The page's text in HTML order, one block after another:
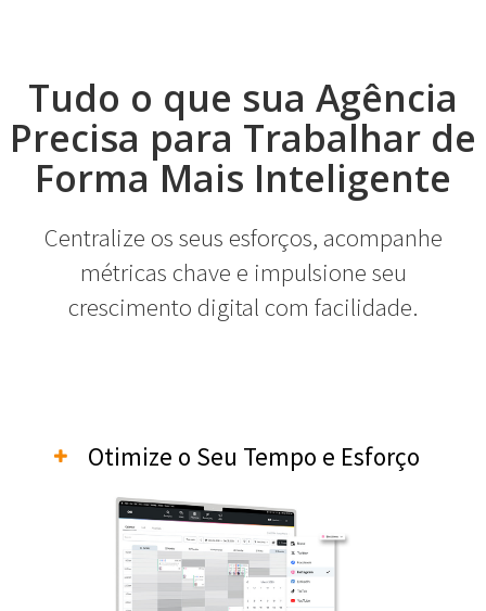
Tudo o que sua Agência
Precisa para Trabalhar de
Forma Mais Inteligente
Centralize os seus esforços, acompanhe
métricas chave e impulsione seu
crescimento digital com facilidade.
Otimize o Seu Tempo e Esforço